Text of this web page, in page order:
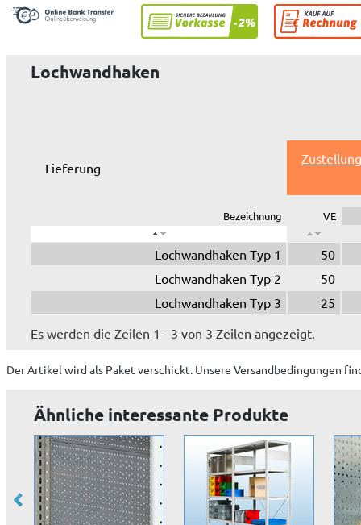
Lochwandhaken
Lieferung
Bezeichnung VE
Lochwandhaken Typ 1
50
Lochwandhaken Typ 2
50
Lochwandhaken Typ 3
25
Es werden die Zeilen 1 - 3 von 3 Zeilen angezeigt.
Der Artikel wirdals Paket verschickt. Unsere Versandbedingungen
Ähnliche interessante Produkte